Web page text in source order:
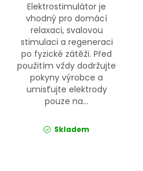
Elektrostimulátor je
vhodný pro domácí
relaxaci, svalovou
stimulaci a regeneraci
po fyzické zátěži. Před
použitím vždy dodržujte
pokyny výrobce a
umisťujte elektrody
pouze na...
Skladem